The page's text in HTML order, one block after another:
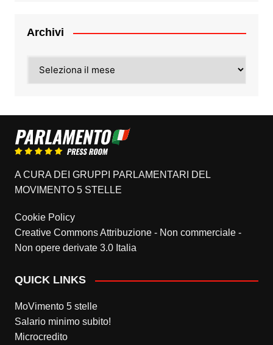
Archivi
A CURA DEI GRUPPI PARLAMENTARI DEL
MOVIMENTO 5 STELLE
Cookie Policy
Creative Commons Attribuzione - Non commerciale -
Non opere derivate 3.0 Italia
QUICK LINKS
MoVimento 5 stelle
Salario minimo subito!
Microcredito